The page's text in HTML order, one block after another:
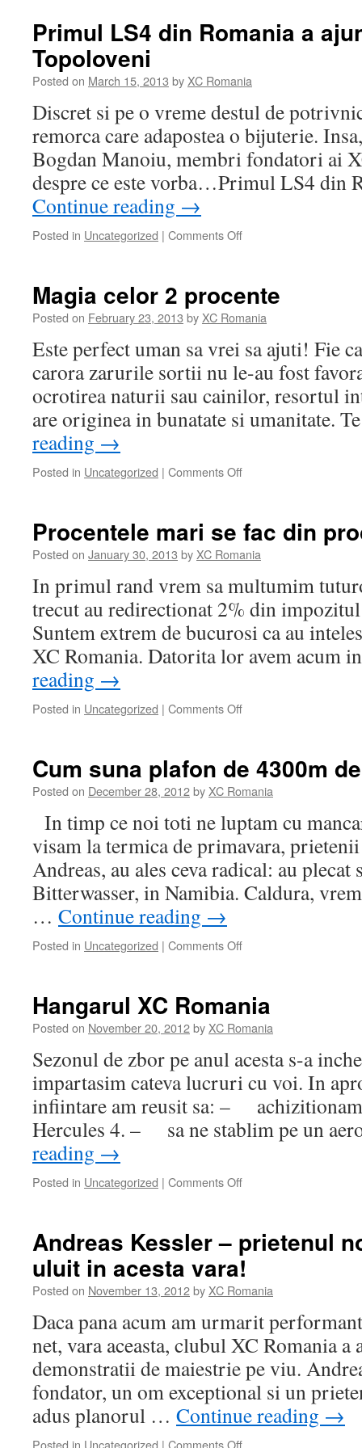
Primul LS4 din Romania a
Topoloveni
Posted on March 15, 2013 by XC Romania
Discret si pe o vreme destul de
remorca care adapostea o bijuterie.
Bogdan Manoiu, membri fondatori ai
despre ce este vorba…Primul LS4 din
Continue reading →
Posted in Uncategorized | Comments Off
Romania
a
pe
Aerodromul
Topoloveni
Magia celor 2 procente
Posted on February 23, 2013 by XC Romania
Este perfect uman sa vrei sa ajuti! Fie
carora zarurile sortii nu le-au fost
ocrotirea naturii sau cainilor, resortul
are originea in bunatate si umanitate.
reading →
Posted in Uncategorized | Comments Off
2
procente
Procentele mari se fac din
Posted on January 30, 2013 by XC Romania
In primul rand vrem sa multumim
trecut au redirectionat 2% din
Suntem extrem de bucurosi ca au
XC Romania. Datorita lor avem acum
reading →
Posted in Uncategorized | Comments Off
fac
din
mici!
Cum suna plafon de 4300m
Posted on December 28, 2012by XC Romania
In timp ce noi toti ne luptam cu
visam la termica de primavara,
Andreas, au ales ceva radical: au plecat
Bitterwasser, in Namibia. Caldura,
… Continue reading →
Posted in Uncategorized | Comments Off
plafon
de
4300m
Craciun?
Hangarul XC Romania
Posted on November 20, 2012by XC Romania
Sezonul de zbor pe anul acesta s-a
impartasim cateva lucruri cu voi. In
infiintare am reusit sa: –
Hercules 4. – sa ne stablim pe un
reading →
Posted in Uncategorized | Comments Off
Romania
Andreas Kessler – prietenul
uluit in acesta vara!
Posted on November 13, 2012by XC Romania
Daca pana acum am urmarit
net, vara aceasta, clubul XC Romania
demonstratii de maiestrie pe viu.
fondator, un om exceptional si un
adus planorul … Continue reading →
Posted in Uncategorized | Comments Off